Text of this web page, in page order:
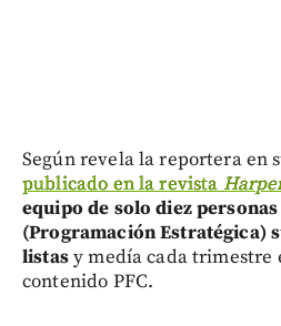
Según revela la reportera en
publicado en la revista
equipo de solo diez
(Programación Estratégica)
listasy medía cada trimestre
contenido PFC.